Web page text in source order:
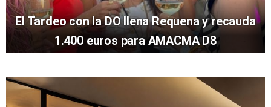
El Tardeo con la DO llena Requena y recauda
1.400 euros para AMACMA D8